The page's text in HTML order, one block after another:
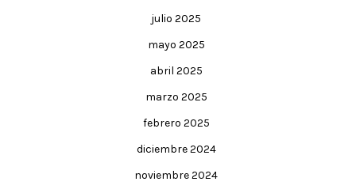
julio 2025
mayo 2025
abril 2025
marzo 2025
febrero 2025
diciembre 2024
noviembre 2024